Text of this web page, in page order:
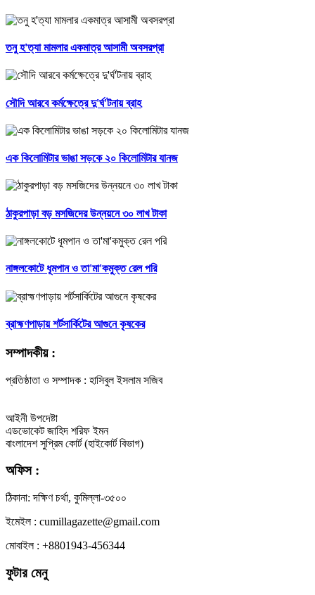
তনু হ'ত্যা মামলার একমাত্র আসামী অবসরপ্রা
সৌদি আরবে কর্মক্ষেত্রে দু'র্ঘ'টনায় ব্রাহ
এক কিলোমিটার ভাঙা সড়কে ২০ কিলোমিটার যানজ
ঠাকুরপাড়া বড় মসজিদের উন্নয়নে ৩০ লাখ টাকা
নাঙ্গলকোটে ধূমপান ও তা'মা'কমুক্ত রেল পরি
ব্রাহ্মণপাড়ায় শর্টসার্কিটের আগুনে কৃষকের
সম্পাদকীয় :
প্রতিষ্ঠাতা ও সম্পাদক : হাসিবুল ইসলাম সজিব
আইনী উপদেষ্টা
এডভোকেট জাহিদ শরিফ ইমন
বাংলাদেশ সুপ্রিম কোর্ট (হাইকোর্ট বিভাগ)
অফিস :
ঠিকানা: দক্ষিণ চর্থা, কুমিল্লা-৩৫০০
ইমেইল : cumillagazette@gmail.com
মোবাইল : +8801943-456344
ফুটার মেনু